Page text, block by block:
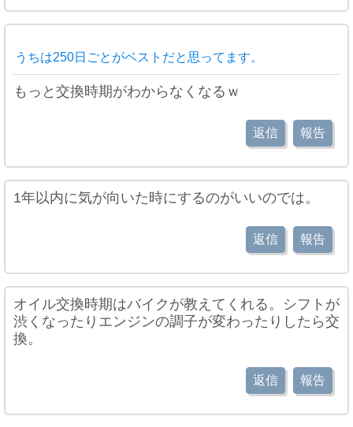
うちは250日ごとがベストだと思ってます。
もっと交換時期がわからなくなるｗ
返信 報告
1年以内に気が向いた時にするのがいいのでは。
返信 報告
オイル交換時期はバイクが教えてくれる。シフトが
渋くなったりエンジンの調子が変わったりしたら交
換。
返信 報告